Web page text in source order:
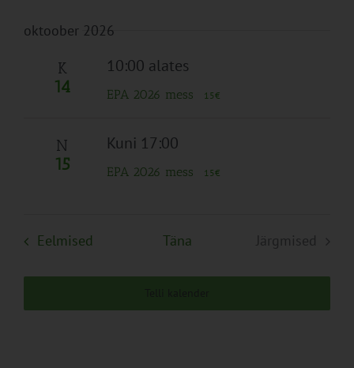
oktoober 2026
K
14
10:00 alates
EPA 2026 mess 15€
N
15
Kuni 17:00
EPA 2026 mess 15€
Eelmised SündmusedTäna
Järgmised